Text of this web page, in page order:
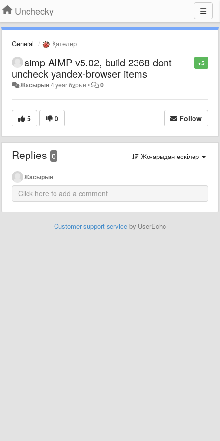
Unchecky
General Қателер
+5
aimp AIMP v5.02, build 2368 dont
uncheck yandex-browser items
Жасырын4 year бұрын • 0
5 0 Follow
Replies 0 Жоғарыдан ескілер
Жасырын
Customer support service by UserEcho